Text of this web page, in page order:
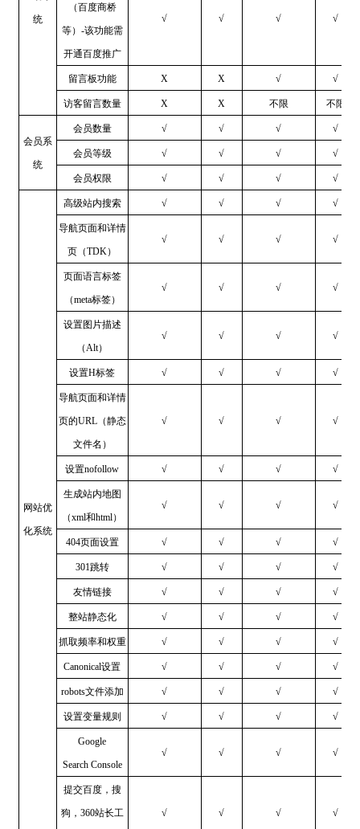
统
（百度商桥
等）-该功能需
开通百度推广
√ √ √ √
留言板功能 X X √ √
访客留言数量 X X 不限 不限
会员系
统
会员数量 √ √ √ √
会员等级 √ √ √ √
会员权限 √ √ √ √
网站优
化系统
高级站内搜索 √ √ √ √
导航页面和详情
页（TDK）
√ √ √ √
页面语言标签
（meta标签）
√ √ √ √
设置图片描述
（Alt）
√ √ √ √
设置H标签 √ √ √ √
导航页面和详情
页的URL（静态
文件名）
√ √ √ √
设置nofollow √ √ √ √
生成站内地图
（xml和html）
√ √ √ √
404页面设置 √ √ √ √
301跳转 √ √ √ √
友情链接 √ √ √ √
整站静态化 √ √ √ √
抓取频率和权重 √ √ √ √
Canonical设置 √ √ √ √
robots文件添加 √ √ √ √
设置变量规则 √ √ √ √
Google
Search Console
√ √ √ √
提交百度，搜
狗，360站长工 √ √ √ √